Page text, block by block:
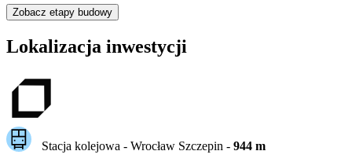
Zobacz etapy budowy
Lokalizacja inwestycji
Stacja kolejowa - Wrocław Szczepin - 944m